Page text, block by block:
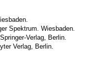
Spektrum. Wiesbaden.
Verlag, Berlin.
Verlag, Berlin.